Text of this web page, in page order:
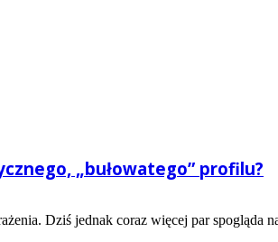
„bułowatego” profilu?
Dziś jednak coraz więcej par spogląda